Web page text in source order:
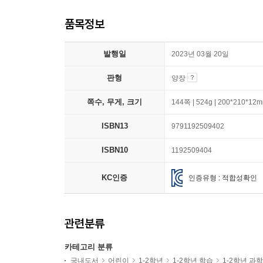
품목정보
발행일 2023년 03월 20일
판형 양장
쪽수, 무게, 크기 144쪽 | 524g |
ISBN13 9791192509402
ISBN10 1192509404
KC인증 인증유형 : 적합성확인
관련분류
카테고리 분류
국내도서 어린이 1-2학년 1-2학년 학습
1-2학년 과